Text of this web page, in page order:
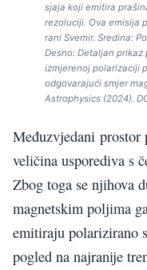
sjaja koji emitira
rezoluciji. Ova emisija
rani Svemir. Sredina:
Desno: Detaljan
izmjerenoj polarizaciji
odgovarajući smjer
Astrophysics (2024).
Međuzvjedani prostor
veličina usporediva s
Zbog toga se njihova
magnetskim poljima
emitiraju polarizirano
pogled na najranije